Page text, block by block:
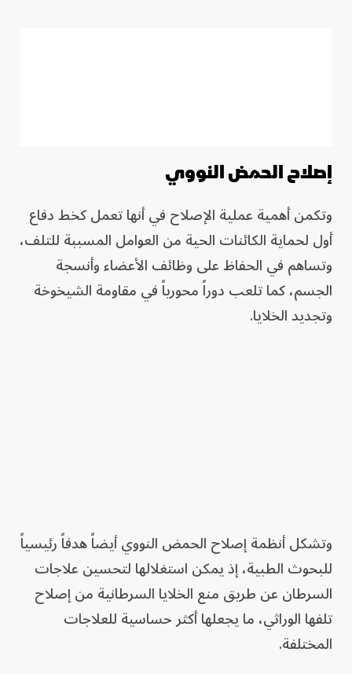
إصلاح الحمض النووي
وتكمن أهمية عملية الإصلاح في أنها تعمل كخط دفاع
أول لحماية الكائنات الحية من العوامل المسببة للتلف،
وتساهم في الحفاظ على وظائف الأعضاء وأنسجة
الجسم، كما تلعب دوراً محورياً في مقاومة الشيخوخة
وتجديد الخلايا.
وتشكل أنظمة إصلاح الحمض النووي أيضاً هدفاً رئيسياً
للبحوث الطبية، إذ يمكن استغلالها لتحسين علاجات
السرطان عن طريق منع الخلايا السرطانية من إصلاح
تلفها الوراثي، ما يجعلها أكثر حساسية للعلاجات
المختلفة.